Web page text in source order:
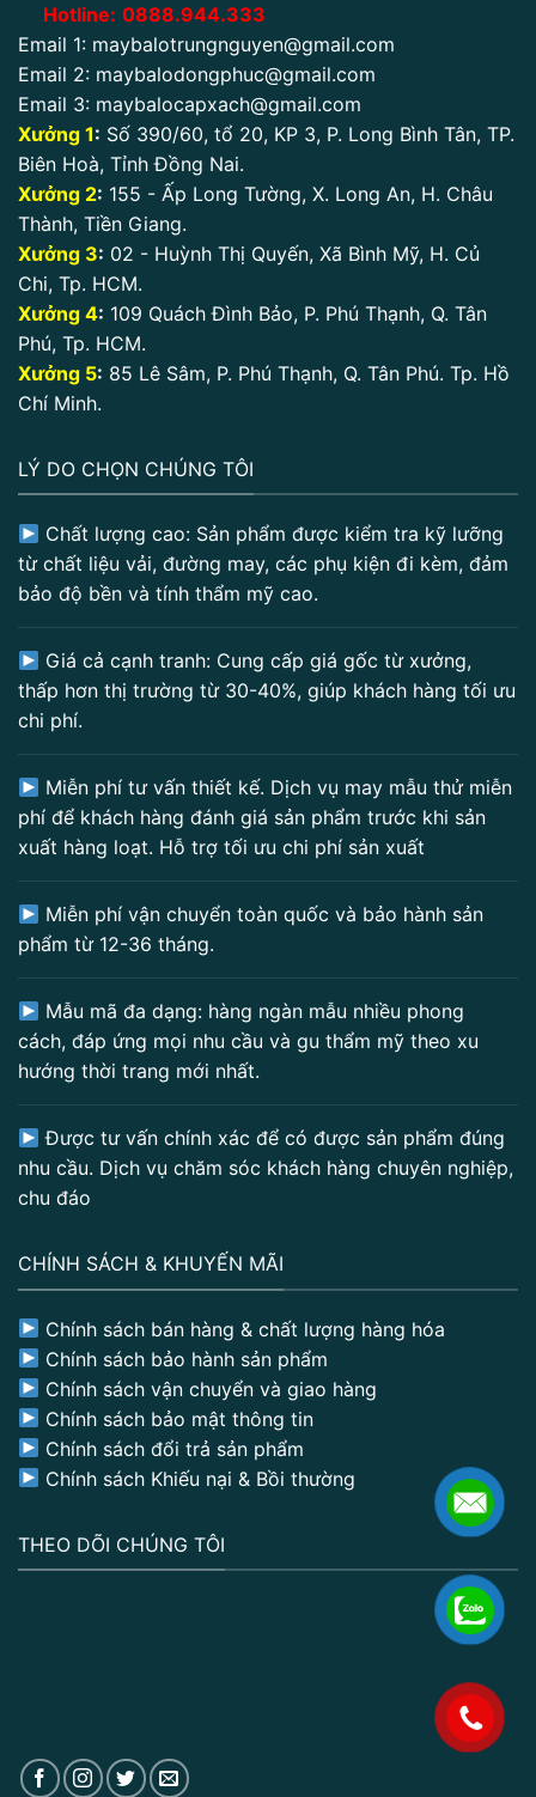
Hotline: 0888.944.333
Email 1: maybalotrungnguyen@gmail.com
Email 2: maybalodongphuc@gmail.com
Email 3: maybalocapxach@gmail.com
Xưởng 1: Số 390/60, tổ 20, KP 3, P. Long Bình Tân, TP.
Biên Hoà, Tỉnh Đồng Nai.
Xưởng 2: 155 - Ấp Long Tường, X. Long An, H. Châu
Thành, Tiền Giang.
Xưởng 3: 02 - Huỳnh Thị Quyến, Xã Bình Mỹ, H. Củ
Chi, Tp. HCM.
Xưởng 4: 109 Quách Đình Bảo, P. Phú Thạnh, Q. Tân
Phú, Tp. HCM.
Xưởng 5: 85 Lê Sâm, P. Phú Thạnh, Q. Tân Phú. Tp. Hồ
Chí Minh.
LÝ DO CHỌN CHÚNG TÔI
Chất lượng cao: Sản phẩm được kiểm tra kỹ lưỡng
từ chất liệu vải, đường may, các phụ kiện đi kèm, đảm
bảo độ bền và tính thẩm mỹ cao.
Giá cả cạnh tranh: Cung cấp giá gốc từ xưởng,
thấp hơn thị trường từ 30-40%, giúp khách hàng tối ưu
chi phí.
Miễn phí tư vấn thiết kế. Dịch vụ may mẫu thử miễn
phí để khách hàng đánh giá sản phẩm trước khi sản
xuất hàng loạt. Hỗ trợ tối ưu chi phí sản xuất
Miễn phí vận chuyển toàn quốc và bảo hành sản
phẩm từ 12-36 tháng.
Mẫu mã đa dạng: hàng ngàn mẫu nhiều phong
cách, đáp ứng mọi nhu cầu và gu thẩm mỹ theo xu
hướng thời trang mới nhất.
Được tư vấn chính xác để có được sản phẩm đúng
nhu cầu. Dịch vụ chăm sóc khách hàng chuyên nghiệp,
chu đáo
CHÍNH SÁCH & KHUYẾN MÃI
Chính sách bán hàng & chất lượng hàng hóa
Chính sách bảo hành sản phẩm
Chính sách vận chuyển và giao hàng
Chính sách bảo mật thông tin
Chính sách đổi trả sản phẩm
Chính sách Khiếu nại & Bồi thường
THEO DÕI CHÚNG TÔI
.